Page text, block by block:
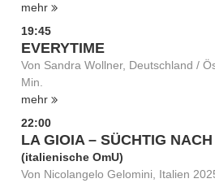
mehr
19:45
EVERYTIME
Von Sandra Wollner, Deutschland /
Min.
mehr
22:00
LA GIOIA – SÜCHTIG
(italienische OmU)
Von Nicolangelo Gelomini, Italien